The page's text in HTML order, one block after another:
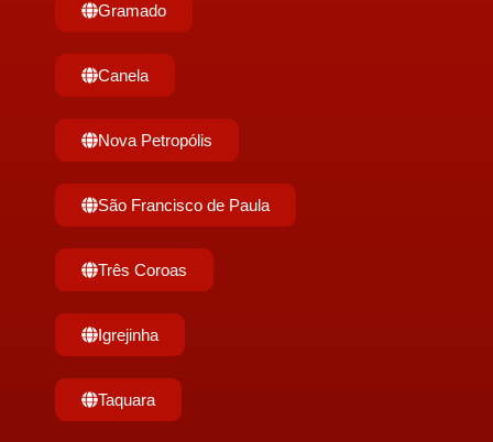
Gramado
Canela
Nova Petropólis
São Francisco de Paula
Três Coroas
Igrejinha
Taquara